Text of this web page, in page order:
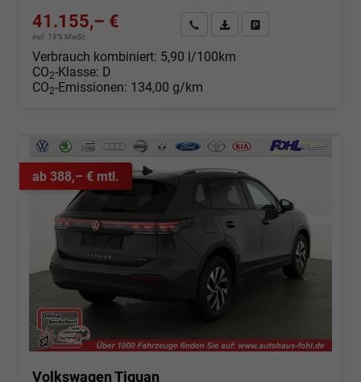
41.155,– €
incl. 19% MwSt.
Angebot anfordern
Fahrzeugexpose (PDF)
Verbrauch kombiniert: 5,90 l/100km
CO2-Klasse: D
CO2-Emissionen: 134,00 g/km
ab 388,– € mtl.
Volkswagen Tiguan